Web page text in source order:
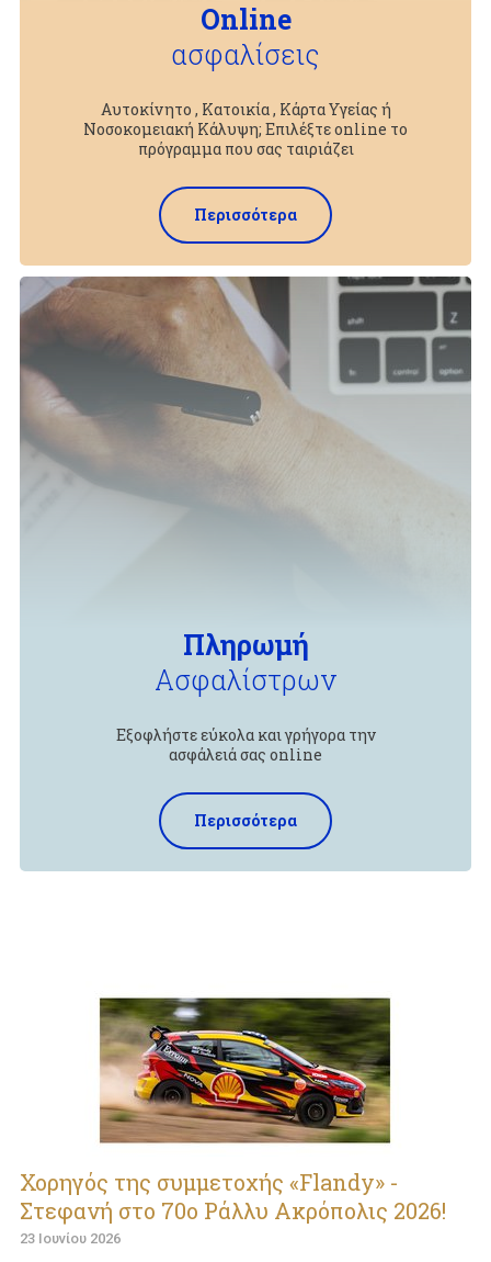
Online
ασφαλίσεις
Αυτοκίνητο , Κατοικία , Κάρτα Υγείας ή
Νοσοκομειακή Κάλυψη; Επιλέξτε online το
πρόγραμμα που σας ταιριάζει
Περισσότερα
Πληρωμή
Ασφαλίστρων
Εξοφλήστε εύκολα και γρήγορα την
ασφάλειά σας online
Περισσότερα
Χορηγός της συμμετοχής «Flandy» -
Στεφανή στο 70ο Ράλλυ Ακρόπολις 2026!
23 Ιουνίου 2026